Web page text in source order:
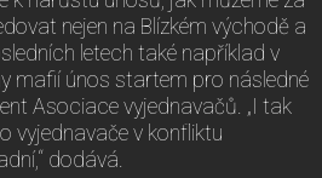
nejen na Blízkém východě a
letech také například v
mafií únos startem pro následné
Asociace vyjednavačů. „I tak
vyjednavače v konfliktu
dodává.